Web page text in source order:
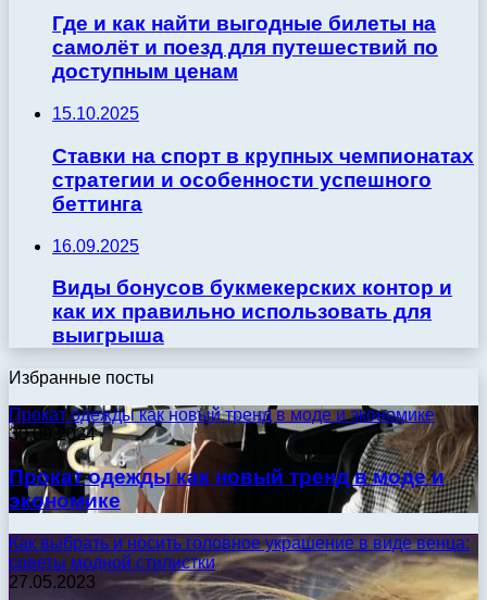
Где и как найти выгодные билеты на
самолёт и поезд для путешествий по
доступным ценам
15.10.2025
Ставки на спорт в крупных чемпионатах
стратегии и особенности успешного
беттинга
16.09.2025
Виды бонусов букмекерских контор и
как их правильно использовать для
выигрыша
Избранные посты
Прокат одежды как новый тренд в моде и экономике
30.09.2024
Прокат одежды как новый тренд в моде и
экономике
Как выбрать и носить головное украшение в виде венца:
советы модной стилистки
27.05.2023